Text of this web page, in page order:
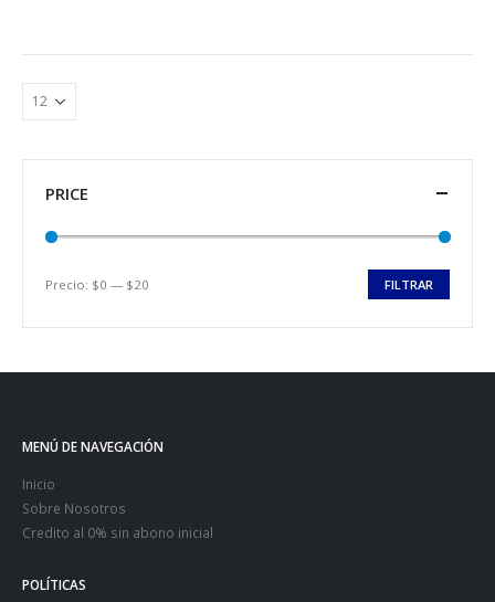
PRICE
FILTRAR
Precio: $0 — $20
MENÚ DE NAVEGACIÓN
Inicio
Sobre Nosotros
Credito al 0% sin abono inicial
POLÍTICAS